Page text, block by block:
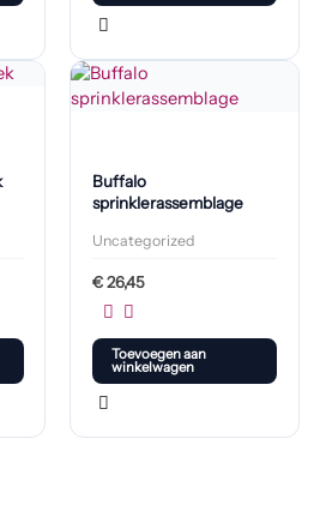
Buffalo
sprinklerassemblage
Uncategorized
€26,45
Toevoegen aan
winkelwagen